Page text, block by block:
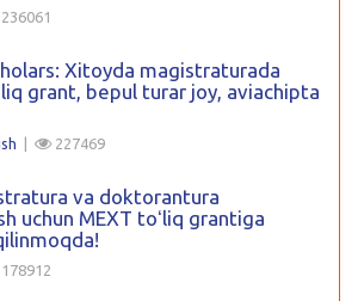
Xitoyda magistraturada
grant, bepul turar joy, aviachipta
227469
va doktorantura
uchun MEXT toʻliq grantiga